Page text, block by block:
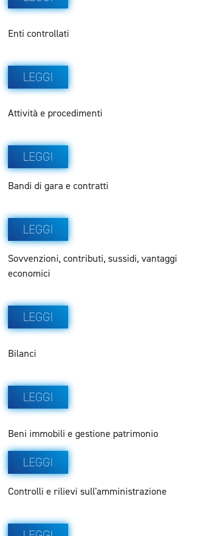
Enti controllati
LEGGI
Attività e procedimenti
LEGGI
Bandi di gara e contratti
LEGGI
Sovvenzioni, contributi, sussidi, vantaggi
economici
LEGGI
Bilanci
LEGGI
Beni immobili e gestione patrimonio
LEGGI
Controlli e rilievi sull'amministrazione